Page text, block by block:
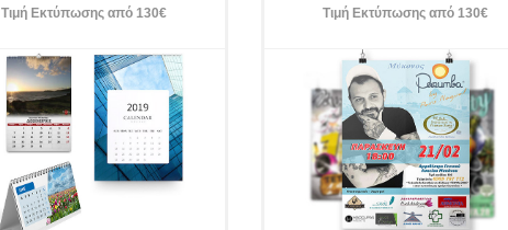
Τιμή Εκτύπωσης από 130€ Τιμή Εκτύπωσης από 130€